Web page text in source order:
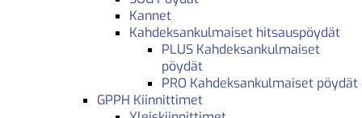
Kannet
Kahdeksankulmaiset hitsauspöydät
PLUS Kahdeksankulmaiset
pöydät
PRO Kahdeksankulmaiset pöydät
GPPH Kiinnittimet